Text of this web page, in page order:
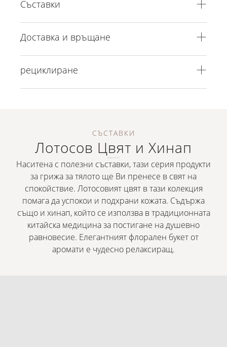
Съставки
Доставка и връщане
рециклиране
СЪСТАВКИ
Лотосов Цвят и Хинап
Наситена с полезни съставки, тази серия продукти
за грижа за тялото ще Ви пренесе в свят на
спокойствие. Лотосовият цвят в тази колекция
помага да успокои и подхрани кожата. Съдържа
също и хинап, който се използва в традиционната
китайска медицина за постигане на душевно
равновесие. Елегантният флорален букет от
аромати е чудесно релаксиращ.